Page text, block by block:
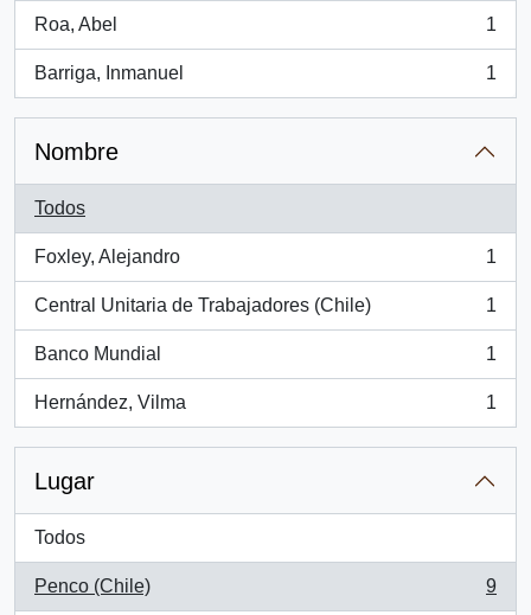
Roa, Abel
, 1 resultados
1
Barriga, Inmanuel
, 1 resultados
1
Nombre
Todos
Foxley, Alejandro
, 1 resultados
1
Central Unitaria de Trabajadores (Chile)
, 1 resultados
1
Banco Mundial
, 1 resultados
1
Hernández, Vilma
, 1 resultados
1
Lugar
Todos
Penco (Chile)
, 9 resultados
9